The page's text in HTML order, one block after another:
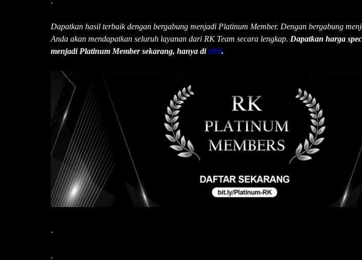
Dapatkan hasil terbaik dengan bergabung menjadi Platinum Member. Dengan bergabung
Anda akan mendapatkan seluruh layanan dari RK Team secara lengkap. Dapatkan harga
menjadi Platinum Member sekarang, hanya disini.
.
.